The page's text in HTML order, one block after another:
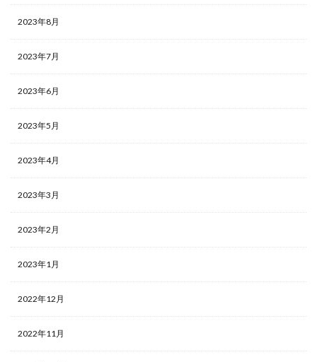
2023年8月
2023年7月
2023年6月
2023年5月
2023年4月
2023年3月
2023年2月
2023年1月
2022年12月
2022年11月